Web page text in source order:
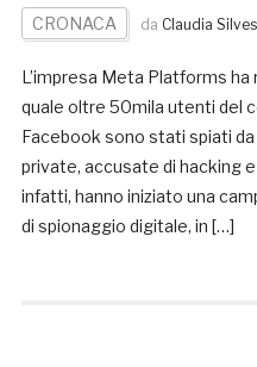
CRONACA da Claudia
L’impresa Meta Platforms
quale oltre 50mila utenti del
Facebook sono stati spiati
private, accusate di hacking
infatti, hanno iniziato una
di spionaggio digitale, in […]